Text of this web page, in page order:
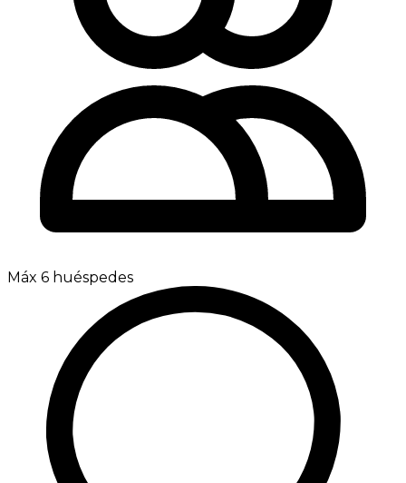
Máx 6 huéspedes